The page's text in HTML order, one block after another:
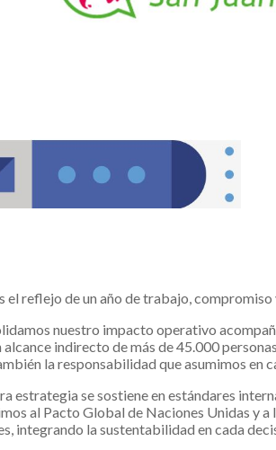
el reflejo de un año de trabajo,
nuestro impacto operativo
alcance indirecto de más de 45.000
la responsabilidad que asumimos en
estrategia se sostiene en estándares
al Pacto Global de Naciones Unidas y
integrando la sustentabilidad en cada